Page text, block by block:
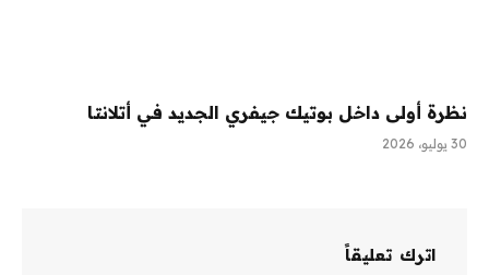
نظرة أولى داخل بوتيك جيفري الجديد في أتلانتا
30 يوليو، 2026
اترك تعليقاً